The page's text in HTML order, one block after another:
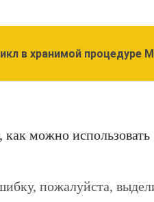
в хранимой процедуре
как можно
пожалуйста,